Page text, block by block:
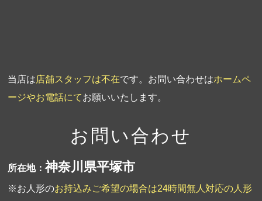
当店は店舗スタッフは不在です。お問い合わせはホームペ
ージやお電話にてお願いいたします。
お問い合わせ
所在地：神奈川県平塚市
※お人形のお持込みご希望の場合は24時間無人対応の人形